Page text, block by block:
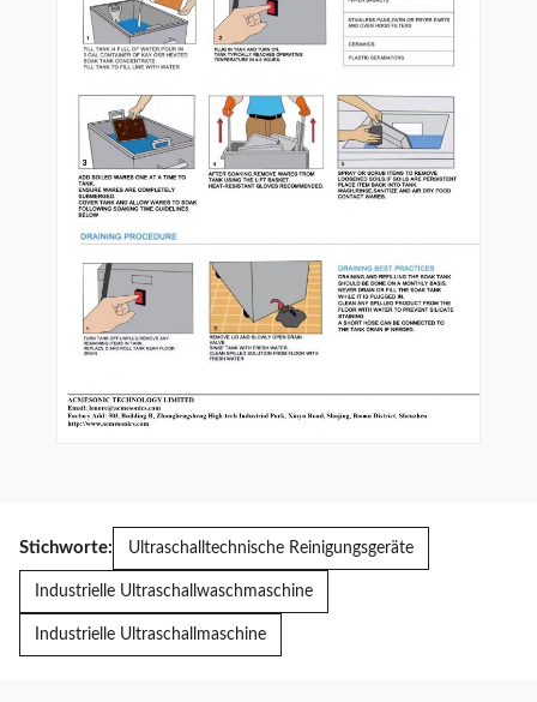
Stichworte: Ultraschalltechnische Reinigungsgeräte
Industrielle Ultraschallwaschmaschine
Industrielle Ultraschallmaschine